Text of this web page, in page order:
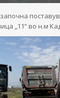
„11“ во н.м